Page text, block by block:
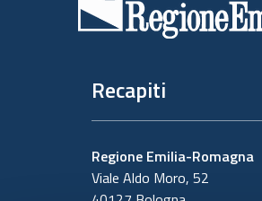
Recapiti
Regione Emilia-Romagna
Viale Aldo Moro, 52